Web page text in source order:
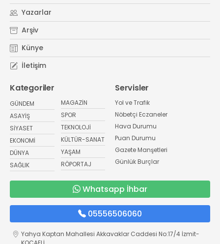
Yazarlar
Arşiv
Künye
İletişim
Kategoriler
GÜNDEM
ASAYİŞ
SİYASET
EKONOMİ
DÜNYA
SAĞLIK
MAGAZİN
SPOR
TEKNOLOJİ
KÜLTÜR-SANAT
YAŞAM
RÖPORTAJ
Servisler
Yol ve Trafik
Nöbetçi Eczaneler
Hava Durumu
Puan Durumu
Gazete Manşetleri
Günlük Burçlar
Whatsapp İhbar
05556506060
Yahya Kaptan Mahallesi Akkavaklar Caddesi No:17/4 İzmit-